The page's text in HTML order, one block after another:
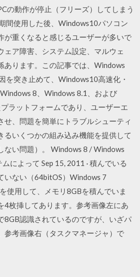
の動作が停止（フリーズ）してしまう
間使用した後、Windows10パソコン
が重くなると感じるユーザーが多いで
ェア障害、システム設定、マルウェ
あります。この記事では、Windows
を突き止めて、Windows10高速化・
8、Windows 8.1、および
ラットフォームであり、ユーザーエ
せ、問題を簡単にトラブルシューティ
るいくつかの組み込み機能を提供して
ない問題）。 Windows 8 / Windows
によって Sep 15, 2011 · 積んでいる
いない（64bitOS）Windows 7
使用して、メモリ8GBを積んでいま
4枚挿してあります。参考画像左にあ
8GB認識されているのですが、いざパ
参考画像右（タスクマネージャ）で